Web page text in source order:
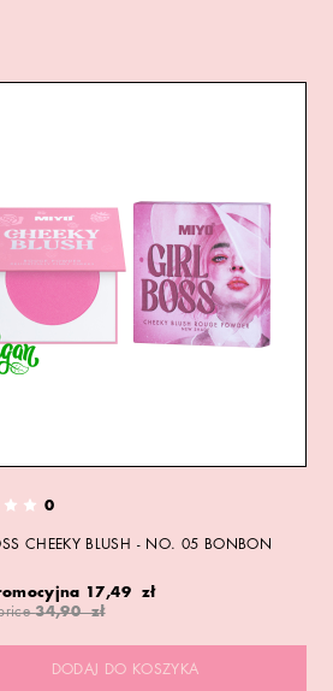
0
CHEEKY BLUSH - NO. 05 BONBON
17,49 zł
34,90 zł
DODAJ DO KOSZYKA